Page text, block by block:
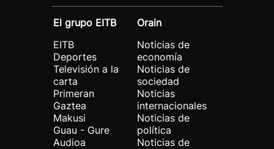
El grupo EITB
EITB
Deportes
Televisión a la
carta
Primeran
Gaztea
Makusi
Guau - Gure
Audioa
Orain
Noticias de
economía
Noticias de
sociedad
Noticias
internacionales
Noticias de
política
Noticias de